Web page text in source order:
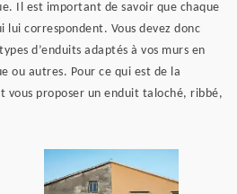
Il est important de savoir que chaque
lui correspondent. Vous devez donc
d’enduits adaptés à vos murs en
ou autres. Pour ce qui est de la
vous proposer un enduit taloché, ribbé,